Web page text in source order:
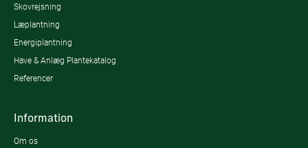
Skovrejsning
Læplantning
Energiplantning
Have & Anlæg Plantekatalog
Referencer
Information
Om os